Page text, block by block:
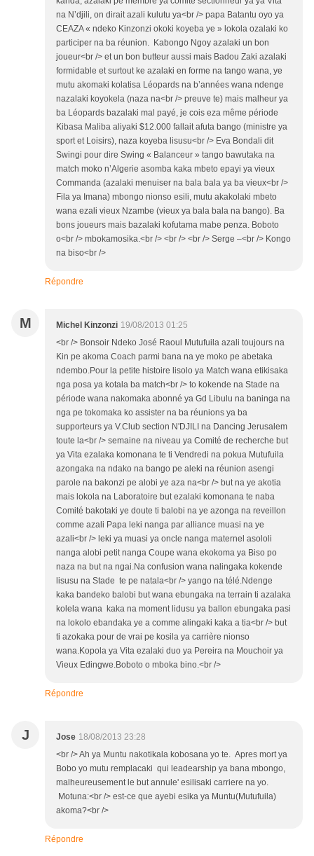
na N’djili, on dirait azali kulutu ya<br /> papa Batantu oyo ya
CEAZA « ndeko Kinzonzi okoki koyeba ye » lokola ozalaki ko
participer na ba réunion. Kabongo Ngoy azalaki un bon
joueur<br /> et un bon butteur aussi mais Badou Zaki azalaki
formidable et surtout ke azalaki en forme na tango wana, ye
mutu akomaki kolatisa Léopards na b’années wana ndenge
nazalaki koyokela (naza na<br /> preuve te) mais malheur ya
ba Léopards bazalaki mal payé, je cois eza même période
Kibasa Maliba aliyaki $12.000 fallait afuta bango (ministre ya
sport et Loisirs), naza koyeba lisusu<br /> Eva Bondali dit
Swingi pour dire Swing « Balanceur » tango bawutaka na
match moko n’Algerie asomba kaka mbeto epayi ya vieux
Commanda (azalaki menuiser na bala bala ya ba vieux<br />
Fila ya Imana) mbongo nionso esili, mutu akakolaki mbeto
wana ezali vieux Nzambe (vieux ya bala bala na bango). Ba
bons joueurs mais bazalaki kofutama mabe penza. Boboto
o<br /> mbokamosika.<br /> <br /> <br /> Serge –<br /> Kongo
na biso<br />
Répondre
M Michel Kinzonzi 19/08/2013 01:25
<br /> Bonsoir Ndeko José Raoul Mutufuila azali toujours na
Kin pe akoma Coach parmi bana na ye moko pe abetaka
ndembo.Pour la petite histoire lisolo ya Match wana etikisaka
nga posa ya kotala ba match<br /> to kokende na Stade na
période wana nakomaka abonné ya Gd Libulu na baninga na
nga pe tokomaka ko assister na ba réunions ya ba
supporteurs ya V.Club section N'DJILI na Dancing Jerusalem
toute la<br /> semaine na niveau ya Comité de recherche but
ya Vita ezalaka komonana te ti Vendredi na pokua Mutufuila
azongaka na ndako na bango pe aleki na réunion asengi
parole na bakonzi pe alobi ye aza na<br /> but na ye akotia
mais lokola na Laboratoire but ezalaki komonana te naba
Comité bakotaki ye doute ti balobi na ye azonga na reveillon
comme azali Papa leki nanga par alliance muasi na ye
azali<br /> leki ya muasi ya oncle nanga maternel asololi
nanga alobi petit nanga Coupe wana ekokoma ya Biso po
naza na but na ngai.Na confusion wana nalingaka kokende
lisusu na Stade te pe natala<br /> yango na télé.Ndenge
kaka bandeko balobi but wana ebungaka na terrain ti azalaka
kolela wana kaka na moment lidusu ya ballon ebungaka pasi
na lokolo ebandaka ye a comme alingaki kaka a tia<br /> but
ti azokaka pour de vrai pe kosila ya carrière nionso
wana.Kopola ya Vita ezalaki duo ya Pereira na Mouchoir ya
Vieux Edingwe.Boboto o mboka bino.<br />
Répondre
J Jose 18/08/2013 23:28
<br /> Ah ya Muntu nakotikala kobosana yo te. Apres mort ya
Bobo yo mutu remplacaki qui leadearship ya bana mbongo,
malheureusement le but annule' esilisaki carriere na yo.
Motuna:<br /> est-ce que ayebi esika ya Muntu(Mutufuila)
akoma?<br />
Répondre